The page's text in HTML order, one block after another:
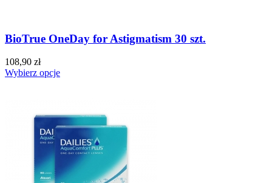
BioTrue OneDay for Astigmatism 30 szt.
108,90 zł
Wybierz opcje